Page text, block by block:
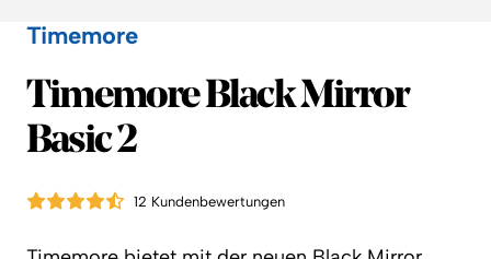
Timemore
Timemore
Timemore Black Mirror
Basic 2
12 Kundenbewertungen